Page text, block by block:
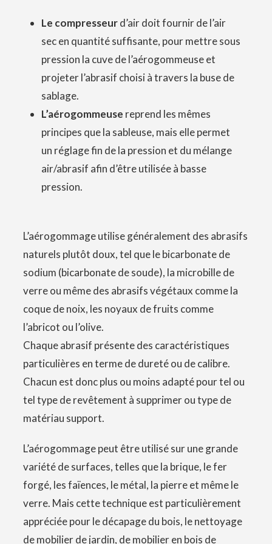
Le compresseurd’air doit fournir de l’air
sec en quantité suffisante, pour mettre sous
pression la cuve de l’aérogommeuse et
projeter l’abrasif choisi à travers la buse de
sablage.
L’aérogommeuse reprend les mêmes
principes que la sableuse, mais elle permet
un réglage fin de la pression et du mélange
air/abrasif afin d’être utilisée à basse
pression.
L’aérogommage utilise généralement des abrasifs
naturels plutôt doux, tel que le bicarbonate de
sodium (bicarbonate de soude), la microbille de
verre ou même des abrasifs végétaux comme la
coque de noix, les noyaux de fruits comme
l’abricot ou l’olive.
Chaque abrasif présente des caractéristiques
particulières en terme de dureté ou de calibre.
Chacun est donc plus ou moins adapté pour tel ou
tel type de revêtement à supprimer ou type de
matériau support.
L’aérogommage peut être utilisé sur une grande
variété de surfaces, telles que la brique, le fer
forgé, les faïences, le métal, la pierre et même le
verre. Mais cette technique est particulièrement
appréciée pour ledécapage du bois, le nettoyage
de mobilier de jardin, de mobilier en bois de